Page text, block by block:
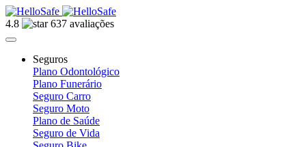
4.8 637 avaliações
Seguros
Plano Odontológico
Plano Funerário
Seguro Carro
Seguro Moto
Plano de Saúde
Seguro de Vida